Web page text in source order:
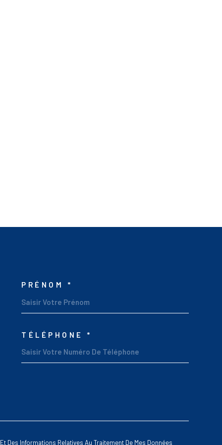
PRÉNOM *
TÉLÉPHONE *
Des Informations Relatives Au Traitement De Mes Données